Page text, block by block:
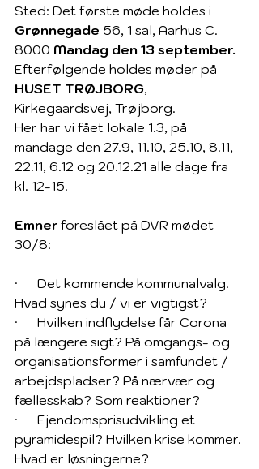
Sted: Det første møde holdes i
Grønnegade 56, 1 sal, Aarhus C.
8000 Mandag den 13 september.
Efterfølgende holdes møder på
HUSET TRØJBORG,
Kirkegaardsvej, Trøjborg.
Her har vi fået lokale 1.3, på
mandage den 27.9, 11.10, 25.10, 8.11,
22.11, 6.12 og 20.12.21 alle dage fra
kl. 12-15.
Emner foreslået på DVR mødet
30/8:
·      Det kommende kommunalvalg.
Hvad synes du / vi er vigtigst?
·      Hvilken indflydelse får Corona
på længere sigt? På omgangs- og
organisationsformer i samfundet /
arbejdspladser? På nærvær og
fællesskab? Som reaktioner?
·      Ejendomsprisudvikling et
pyramidespil? Hvilken krise kommer.
Hvad er løsningerne?